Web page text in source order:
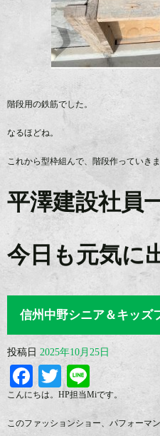
階段用の鉄筋でした。
なるほどね。
これから型枠組んで、階段作っていきま
平澤建設社員
今日も元気に
信州中野シニア＆キッ
投稿日 2025年10月25日
Facebook
Twitter
Line
こんにちは。HP担当Miです。
このファッションショー、パフォーマ